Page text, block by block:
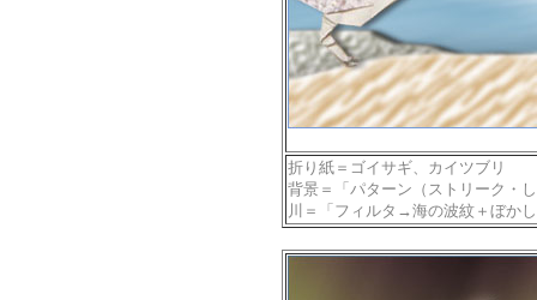
折り紙＝ゴイサギ、カイツブリ
背景＝「パターン（ストリーク・
川＝「フィルタ→海の波紋＋ぼか